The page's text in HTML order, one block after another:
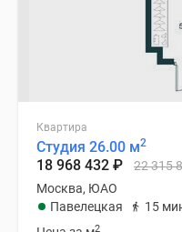
Квартира
Студия 26.00 м2
18 968 432 ₽ 22 315
Москва, ЮАО
Павелецкая
15
2